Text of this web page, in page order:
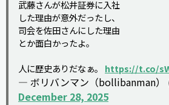
武藤さんが松井証券に入社
した理由が意外だったし、
司会を佐田さんにした理由
とか面白かったよ。
人に歴史ありだなぁ。 https://t.co/
— ボリバンマン（bollibanman
December 28, 2025